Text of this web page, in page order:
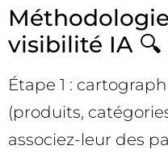
visibilité IA 🔍
Étape 1 :
(produits,
associez-leur des